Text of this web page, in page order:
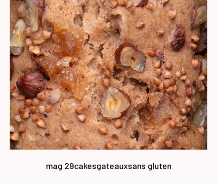
mag 29cakesgateauxsans gluten